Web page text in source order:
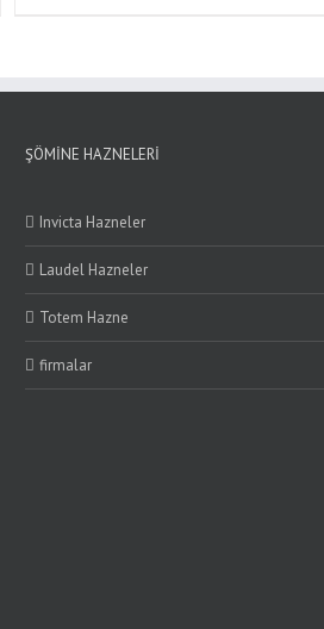
ŞÖMINE HAZNELERI
Invicta Hazneler
Laudel Hazneler
Totem Hazne
firmalar